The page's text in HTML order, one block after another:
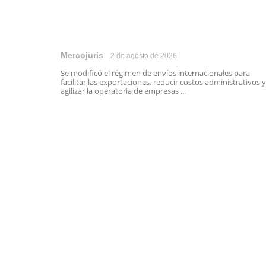
Mercojuris 2 de agosto de 2026
Se modificó el régimen de envíos internacionales para
facilitar las exportaciones, reducir costos administrativos y
agilizar la operatoria de empresas ...